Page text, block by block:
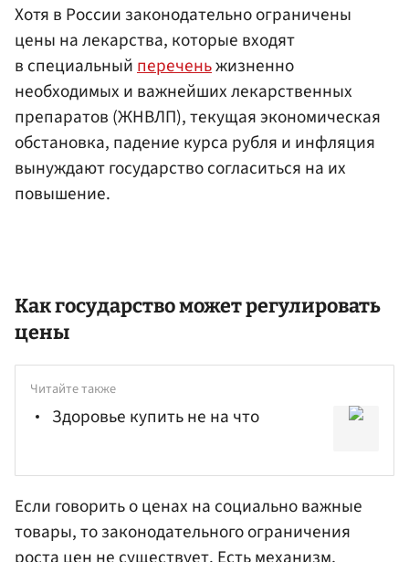
Хотя в России законодательно ограничены
цены на лекарства, которые входят
в специальный переченьжизненно
необходимых и важнейших лекарственных
препаратов (ЖНВЛП), текущая экономическая
обстановка, падение курса рубля и инфляция
вынуждают государство согласиться на их
повышение.
Как государство может регулировать
цены
Читайте также
Здоровье купить не на что
Если говорить о ценах на социально важные
товары, то законодательного ограничения